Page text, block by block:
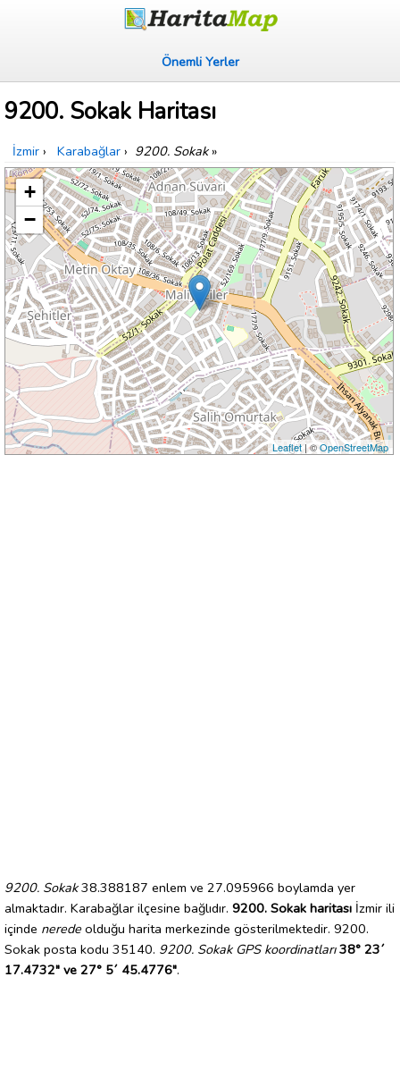
Önemli Yerler
9200. Sokak Haritası
İzmir › Karabağlar › 9200. Sokak»
+
−
Leaflet| ©OpenStreetMap
9200. Sokak38.388187 enlem ve 27.095966 boylamda yer
almaktadır. Karabağlar ilçesine bağlıdır. 9200. Sokak haritası İzmir ili
içinde nerede olduğu harita merkezinde gösterilmektedir. 9200.
Sokak posta kodu 35140. 9200. Sokak GPS koordinatları 38° 23´
17.4732" ve 27° 5´ 45.4776".